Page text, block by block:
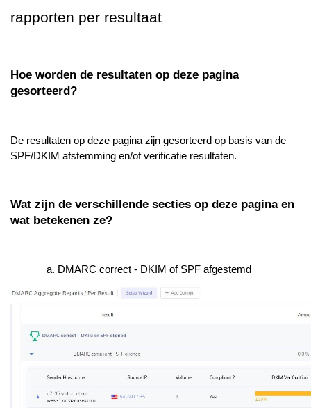
rapporten per resultaat
Hoe worden de resultaten op deze pagina
gesorteerd?
De resultaten op deze pagina zijn gesorteerd op basis van de
SPF/DKIM afstemming en/of verificatie resultaten.
Wat zijn de verschillende secties op deze pagina en
wat betekenen ze?
DMARC correct - DKIM of SPF afgestemd